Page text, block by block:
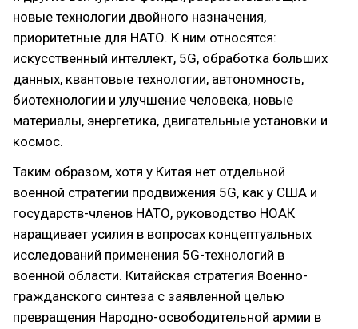
новые технологии двойного назначения,
приоритетные для НАТО. К ним относятся:
искусственный интеллект, 5G, обработка больших
данных, квантовые технологии, автономность,
биотехнологии и улучшение человека, новые
материалы, энергетика, двигательные установки и
космос.
Таким образом, хотя у Китая нет отдельной
военной стратегии продвижения 5G, как у США и
государств-членов НАТО, руководство НОАК
наращивает усилия в вопросах концептуальных
исследований применения 5G-технологий в
военной области. Китайская стратегия Военно-
гражданского синтеза с заявленной целью
превращения Народно-освободительной армии в